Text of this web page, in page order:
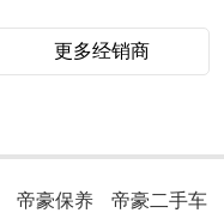
更多经销商
帝豪保养 帝豪二手车